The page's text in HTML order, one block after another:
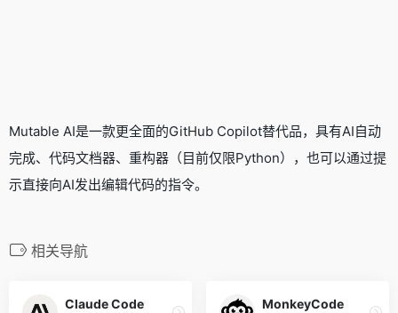
Mutable AI是一款更全面的GitHub Copilot替代品，具有AI自动
完成、代码文档器、重构器（目前仅限Python），也可以通过提
示直接向AI发出编辑代码的指令。
相关导航
Claude Code MonkeyCode